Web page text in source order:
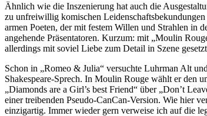
Ähnlich wie die Inszenierung hat auch die
zu unfreiwillig komischen
armen Poeten, der mit festem Willen und Strahlen in
angehende Präsentatoren. Kurzum: mit „Moulin
allerdings mit soviel Liebe zum Detail in Szene
Schon in „Romeo & Julia“ versuchte Luhrman Alt
Shakespeare-Sprech. In Moulin Rouge wählt er den
„Diamonds are a Girl’s best Friend“ über „Don’t
einer treibenden Pseudo-CanCan-Version. Wie hier
einzigartig. Immer wieder gern verweise ich auf die